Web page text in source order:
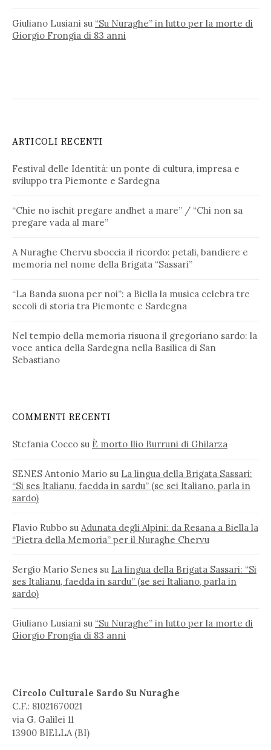
Giuliano Lusiani su “Su Nuraghe” in lutto per la morte di
Giorgio Frongia di 83 anni
ARTICOLI RECENTI
Festival delle Identità: un ponte di cultura, impresa e
sviluppo tra Piemonte e Sardegna
“Chie no ischit pregare andhet a mare” / “Chi non sa
pregare vada al mare”
A Nuraghe Chervu sboccia il ricordo: petali, bandiere e
memoria nel nome della Brigata “Sassari”
“La Banda suona per noi”: a Biella la musica celebra tre
secoli di storia tra Piemonte e Sardegna
Nel tempio della memoria risuona il gregoriano sardo: la
voce antica della Sardegna nella Basilica di San
Sebastiano
COMMENTI RECENTI
Stefania Cocco su È morto Ilio Burruni di Ghilarza
SENES Antonio Mario su La lingua della Brigata Sassari:
“Si ses Italianu, faedda in sardu” (se sei Italiano, parla in
sardo)
Flavio Rubbo su Adunata degli Alpini: da Resana a Biella la
“Pietra della Memoria” per il Nuraghe Chervu
Sergio Mario Senes su La lingua della Brigata Sassari: “Si
ses Italianu, faedda in sardu” (se sei Italiano, parla in
sardo)
Giuliano Lusiani su “Su Nuraghe” in lutto per la morte di
Giorgio Frongia di 83 anni
Circolo Culturale Sardo Su Nuraghe
C.F.: 81021670021
via G. Galilei 11
13900 BIELLA (BI)